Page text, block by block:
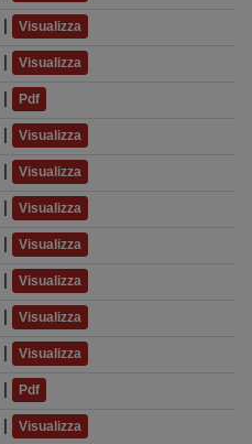
Visualizza
Visualizza
Pdf
Visualizza
Visualizza
Visualizza
Visualizza
Visualizza
Visualizza
Visualizza
Pdf
Visualizza